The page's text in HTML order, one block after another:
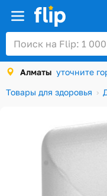
Алматы уточните
Товары для здоровья
Войти / Регистрация
Каталог
Скидки и акции
Подарочные карты
Заказы
Посылки